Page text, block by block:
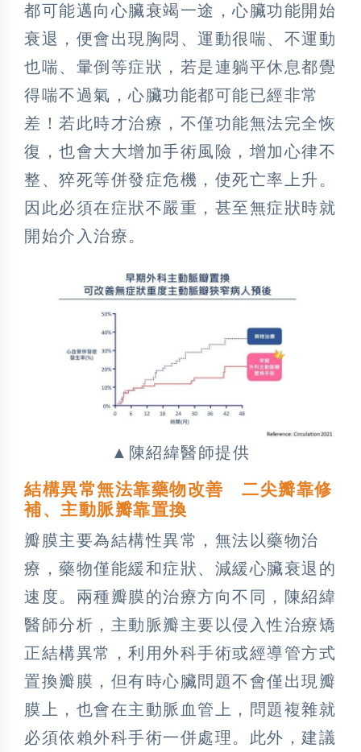
都可能邁向心臟衰竭一途，心臟功能開始
衰退，便會出現胸悶、運動很喘、不運動
也喘、暈倒等症狀，若是連躺平休息都覺
得喘不過氣，心臟功能都可能已經非常
差！若此時才治療，不僅功能無法完全恢
復，也會大大增加手術風險，增加心律不
整、猝死等併發症危機，使死亡率上升。
因此必須在症狀不嚴重，甚至無症狀時就
開始介入治療。
▲陳紹緯醫師提供
結構異常無法靠藥物改善 二尖瓣靠修
補、主動脈瓣靠置換
瓣膜主要為結構性異常，無法以藥物治
療，藥物僅能緩和症狀、減緩心臟衰退的
速度。兩種瓣膜的治療方向不同，陳紹緯
醫師分析，主動脈瓣主要以侵入性治療矯
正結構異常，利用外科手術或經導管方式
置換瓣膜，但有時心臟問題不會僅出現瓣
膜上，也會在主動脈血管上，問題複雜就
必須依賴外科手術一併處理。此外，建議